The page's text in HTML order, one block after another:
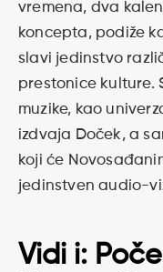
vremena, dva
koncepta, podiže
slavi jedinstvo
prestonice kulture.
muzike, kao
izdvaja Doček, a
koji će
jedinstven audio-
Vidi i: